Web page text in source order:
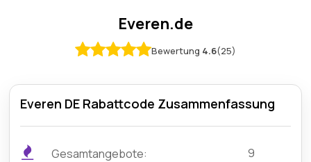
Everen.de
Bewertung 4.6(25)
Everen DE Rabattcode Zusammenfassung
Gesamtangebote:
9